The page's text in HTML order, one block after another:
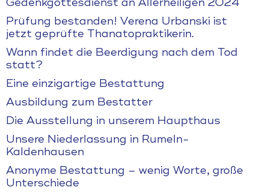
Prüfung bestanden! Verena Urbanski ist
jetzt geprüfte Thanatopraktikerin.
Wann findet die Beerdigung nach dem Tod
statt?
Eine einzigartige Bestattung
Ausbildung zum Bestatter
Die Ausstellung in unserem Haupthaus
Unsere Niederlassung in Rumeln-
Kaldenhausen
Anonyme Bestattung – wenig Worte, große
Unterschiede